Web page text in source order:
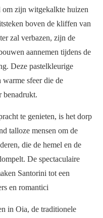
om zijn witgekalkte huizen
boven de kliffen van
zal verbazen, zijn de
aannemen tijdens de
Deze pastelkleurige
warme sfeer die de
benadrukt.
te genieten, is het dorp
talloze mensen om de
die de hemel en de
De spectaculaire
Santorini tot een
en romantici
in Oia, de traditionele